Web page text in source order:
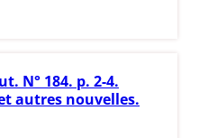
N° 184. p. 2-4.
autres nouvelles.